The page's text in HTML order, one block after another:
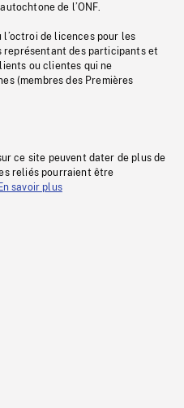
de l’ONF.
l’octroi de licences pour les
des participants et
ou clientes qui ne
(membres des Premières
ce site peuvent dater de plus de
reliés pourraient être
En savoir plus